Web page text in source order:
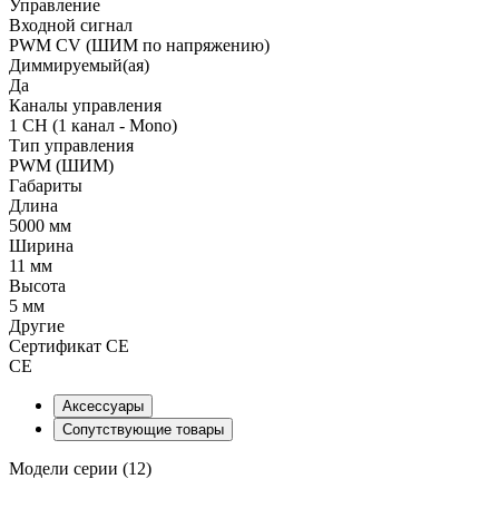
Управление
Входной сигнал
PWM СV (ШИМ по напряжению)
Диммируемый(ая)
Да
Каналы управления
1 CH (1 канал - Mono)
Тип управления
PWM (ШИМ)
Габариты
Длина
5000 мм
Ширина
11 мм
Высота
5 мм
Другие
Сертификат CE
CE
Аксессуары
Сопутствующие товары
Модели серии (12)